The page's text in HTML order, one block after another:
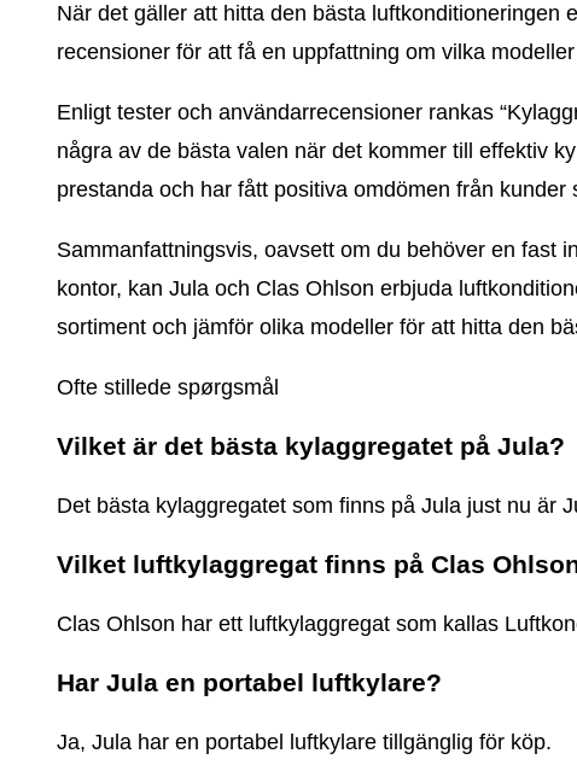
När det gäller att hitta den bästa luftkonditioneringen
recensioner för att få en uppfattning om vilka
Enligt tester och användarrecensioner rankas
några av de bästa valen när det kommer till effektiv
prestanda och har fått positiva omdömen från kunder
Sammanfattningsvis, oavsett om du behöver en fast
kontor, kan Jula och Clas Ohlson erbjuda
sortiment och jämför olika modeller för att hitta den
Ofte stillede spørgsmål
Vilket är det bästa kylaggregatet på Jula?
Det bästa kylaggregatet som finns på Jula just nu är
Vilket luftkylaggregat finns på Clas
Clas Ohlson har ett luftkylaggregat som kallas
Har Jula en portabel luftkylare?
Ja, Jula har en portabel luftkylare tillgänglig för köp.